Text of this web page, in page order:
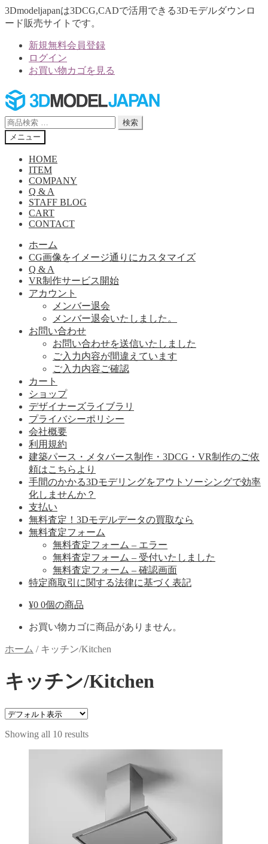
3Dmodeljapanは3DCG,CADで活用できる3Dモデルダウンロ
ード販売サイトです。
新規無料会員登録
ログイン
お買い物カゴを見る
ナ
ビ
ゲ
ー
シ
コ
ン
テ
ン
ツ
検
索
対
検索
メニュー
HOME
ITEM
COMPANY
Q & A
STAFF BLOG
CART
CONTACT
ホーム
CG画像をイメージ通りにカスタマイズ
Q & A
VR制作サービス開始
アカウント
メンバー退会
メンバー退会いたしました。
お問い合わせ
お問い合わせを送信いたしました
ご入力内容が間違えています
ご入力内容ご確認
カート
ショップ
デザイナーズライブラリ
プライバシーポリシー
会社概要
利用規約
建築パース・メタバース制作・3DCG・VR制作のご依
頼はこちらより
手間のかかる3Dモデリングをアウトソーシングで効率
化しませんか？
支払い
無料査定！3Dモデルデータの買取なら
無料査定フォーム
無料査定フォーム – エラー
無料査定フォーム – 受付いたしました
無料査定フォーム – 確認画面
特定商取引に関する法律に基づく表記
¥0 0個の商品
お買い物カゴに商品がありません。
ホーム / キッチン/Kitchen
キッチン/Kitchen
Showing all 10 results